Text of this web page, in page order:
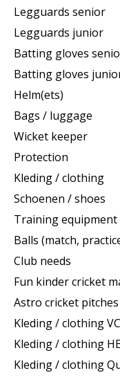
Legguards senior
Legguards junior
Batting gloves
Batting gloves
Helm(ets)
Bags / luggage
Wicket keeper
Protection
Kleding / clothing
Schoenen / shoes
Training equipment
Balls (match,
Club needs
Fun kinder cricket
Astro cricket pitches
Kleding / clothing
Kleding / clothing
Kleding / clothing